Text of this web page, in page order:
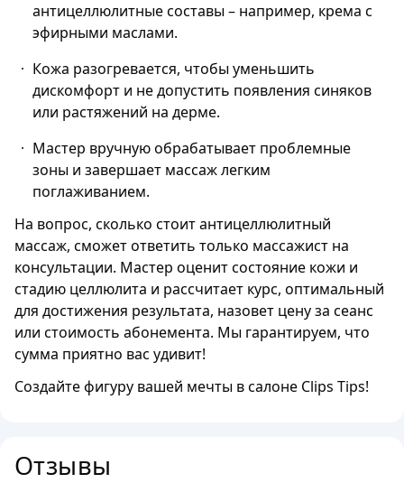
антицеллюлитные составы – например, крема с
эфирными маслами.
Кожа разогревается, чтобы уменьшить
дискомфорт и не допустить появления синяков
или растяжений на дерме.
Мастер вручную обрабатывает проблемные
зоны и завершает массаж легким
поглаживанием.
На вопрос, сколько стоит антицеллюлитный
массаж, сможет ответить только массажист на
консультации. Мастер оценит состояние кожи и
стадию целлюлита и рассчитает курс, оптимальный
для достижения результата, назовет цену за сеанс
или стоимость абонемента. Мы гарантируем, что
сумма приятно вас удивит!
Создайте фигуру вашей мечты в салоне Clips Tips!
Отзывы